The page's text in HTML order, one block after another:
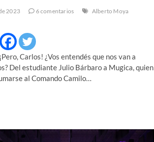
2023 6 comentarios Alberto Moya
Carlos! ¿Vos entendés que nos van a
Del estudiante Julio Bárbaro a Mugica, quien
al Comando Camilo…